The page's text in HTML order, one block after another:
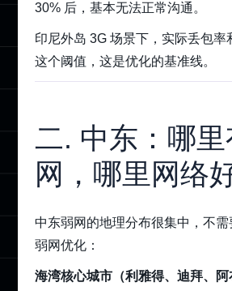
30% 后，基本无法正常沟通。
印尼外岛 3G 场景下，实际丢包率
这个阈值，这是优化的基准线。
二. 中东：哪里
网，哪里网络
中东弱网的地理分布很集中，不
弱网优化：
海湾核心城市（利雅得、迪拜、